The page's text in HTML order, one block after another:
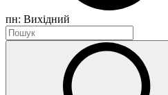
пн: Вихідний